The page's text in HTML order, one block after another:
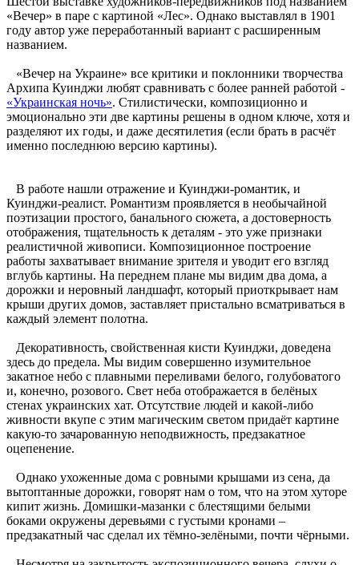
«Вечер» в паре с картиной «Лес». Однако выставлял в 1901
году автор уже переработанный вариант с расширенным
названием.
«Вечер на Украине» все критики и поклонники творчества
Архипа Куинджи любят сравнивать с более ранней работой -
«Украинская ночь». Стилистически, композиционно и
эмоционально эти две картины решены в одном ключе, хотя и
разделяют их годы, и даже десятилетия (если брать в расчёт
именно последнюю версию картины).
В работе нашли отражение и Куинджи-романтик, и
Куинджи-реалист. Романтизм проявляется в необычайной
поэтизации простого, банального сюжета, а достоверность
отображения, тщательность к деталям - это уже признаки
реалистичной живописи. Композиционное построение
работы захватывает внимание зрителя и уводит его взгляд
вглубь картины. На переднем плане мы видим два дома, а
дорожки и неровный ландшафт, который приоткрывает нам
крыши других домов, заставляет пристально всматриваться в
каждый элемент полотна.
Декоративность, свойственная кисти Куинджи, доведена
здесь до предела. Мы видим совершенно изумительное
закатное небо с плавными переливами белого, голубоватого
и, конечно, розового. Свет неба отображается в белёных
стенах украинских хат. Отсутствие людей и какой-либо
живности вкупе с этим магическим светом придаёт картине
какую-то зачарованную неподвижность, предзакатное
оцепенение.
Однако ухоженные дома с ровными крышами из сена, да
вытоптанные дорожки, говорят нам о том, что на этом хуторе
кипит жизнь. Домишки-мазанки с блестящими белыми
боками окружены деревьями с густыми кронами –
предзакатный час сделал их тёмно-зелёными, почти чёрными.